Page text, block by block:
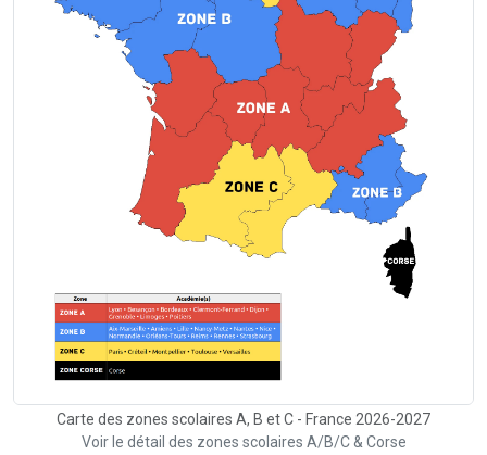
Carte des zones scolaires A, B et C - France 2026-2027
Voir le détail des zones scolaires A/B/C & Corse